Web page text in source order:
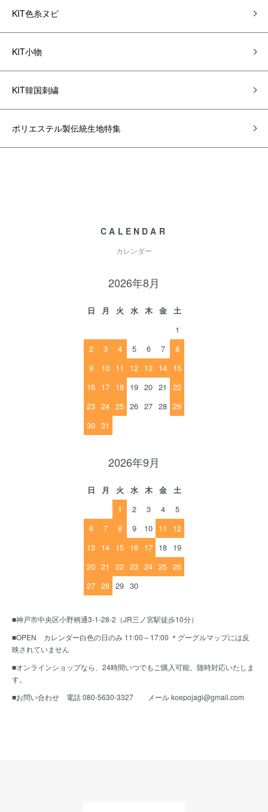
KIT色糸ヌビ
KIT小物
KIT韓国刺繍
ポリエステル製伝統生地特集
CALENDAR
カレンダー
2026年8月
日 月 火 水 木 金
土
1
2
3 4 5 6 7
8
9
10 11 12 13 14 15
16 17 18 19 20 21
22
23 24 25 26 27 28 29
30 31
2026年9月
日 月 火 水 木 金
土
1
2 3 4
5
6
7 8 9 10 11
12
13 14 15 16 17 18 19
20 21 22 23 24 25 26
27 28 29 30
■神戸市中央区小野柄通3-1-28-2（JR三ノ宮駅徒歩10分）
■OPEN カレンダー白色の日のみ 11:00～17:00 ＊グーグルマップには反
映されていません
■オンラインショップなら、24時間いつでもご購入可能。随時対応いたしま
す。
■お問い合わせ 電話 080-5630-3327 メール koepojagi@gmail.com